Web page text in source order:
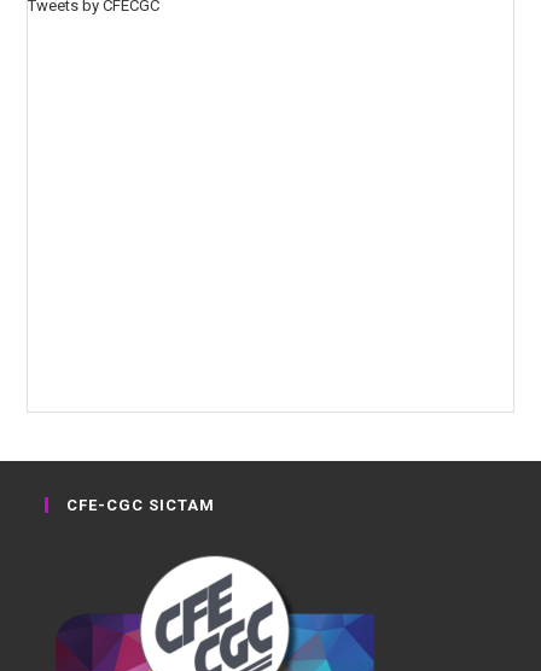
Tweets by CFECGC
CFE-CGC SICTAM